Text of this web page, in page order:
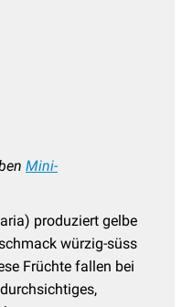
Mini-
produziert gelbe
würzig-süss
Früchte fallen bei